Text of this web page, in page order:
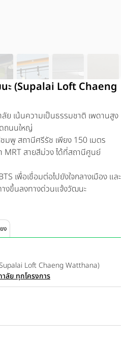
ะ (Supalai Loft Chaeng
เน้นความเป็นธรรมชาติ เพดานสูง
ถนนใหญ่
มพู สถานีศรีรัช เพียง 150 เมตร
MRT สายสีม่วง ได้ที่สถานีศูนย์
เพื่อเชื่อมต่อไปยังใจกลางเมือง และ
างขึ้นลงทางด่วนแจ้งวัฒนะ
ง
Loft Chaeng Watthana)
ลัย ทุกโครงการ